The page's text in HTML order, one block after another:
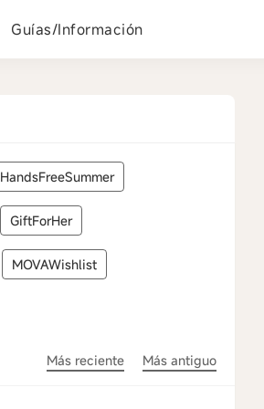
Guías/Información
HandsFreeSummer
GiftForHer
MOVAWishlist
Más reciente Más antiguo